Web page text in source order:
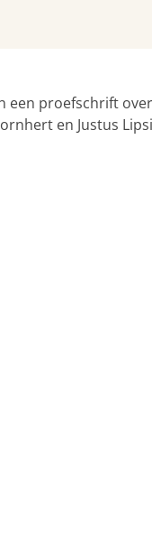
een proefschrift
en Justus